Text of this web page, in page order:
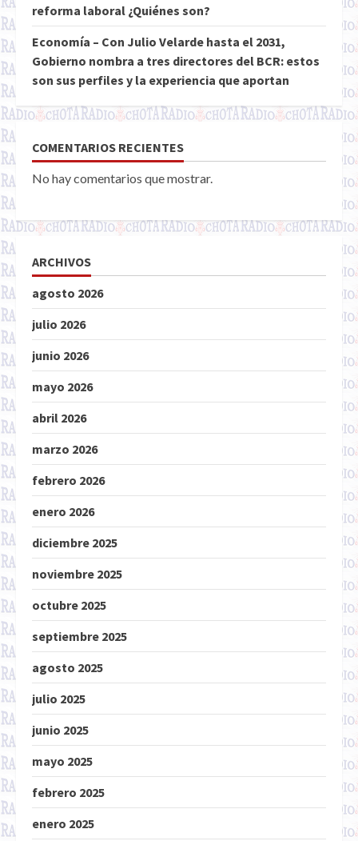
reforma laboral ¿Quiénes son?
Economía – Con Julio Velarde hasta el 2031,
Gobierno nombra a tres directores del BCR: estos
son sus perfiles y la experiencia que aportan
COMENTARIOS RECIENTES
No hay comentarios que mostrar.
ARCHIVOS
agosto 2026
julio 2026
junio 2026
mayo 2026
abril 2026
marzo 2026
febrero 2026
enero 2026
diciembre 2025
noviembre 2025
octubre 2025
septiembre 2025
agosto 2025
julio 2025
junio 2025
mayo 2025
febrero 2025
enero 2025